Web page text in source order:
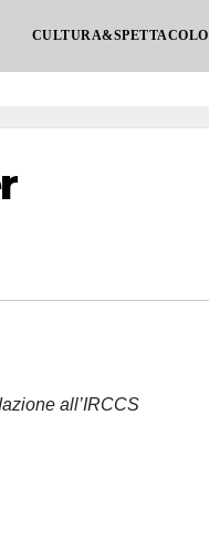
CULTURA&SPETTACOLO
all’IRCCS